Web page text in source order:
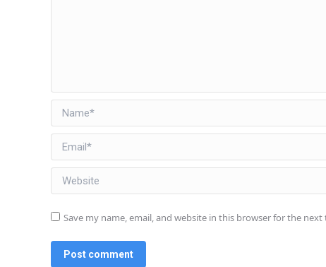
Name *
Email *
Website
Save my name, email, and website in this browser for the
Post comment